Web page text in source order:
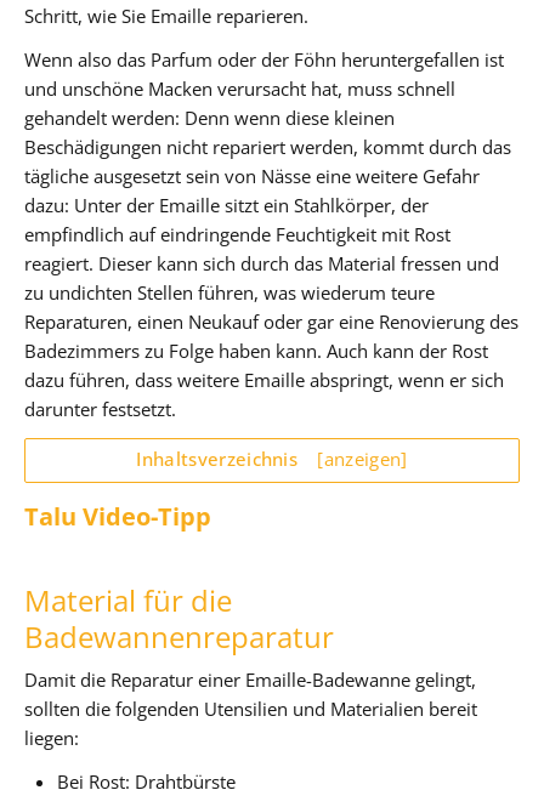
Schritt, wie Sie Emaille reparieren.
Wenn also das Parfum oder der Föhn heruntergefallen ist
und unschöne Macken verursacht hat, muss schnell
gehandelt werden: Denn wenn diese kleinen
Beschädigungen nicht repariert werden, kommt durch das
tägliche ausgesetzt sein von Nässe eine weitere Gefahr
dazu: Unter der Emaille sitzt ein Stahlkörper, der
empfindlich auf eindringende Feuchtigkeit mit Rost
reagiert. Dieser kann sich durch das Material fressen und
zu undichten Stellen führen, was wiederum teure
Reparaturen, einen Neukauf oder gar eine Renovierung des
Badezimmers zu Folge haben kann. Auch kann der Rost
dazu führen, dass weitere Emaille abspringt, wenn er sich
darunter festsetzt.
Inhaltsverzeichnis [anzeigen]
Talu Video-Tipp
Material für die
Badewannenreparatur
Damit die Reparatur einer Emaille-Badewanne gelingt,
sollten die folgenden Utensilien und Materialien bereit
liegen:
Bei Rost: Drahtbürste